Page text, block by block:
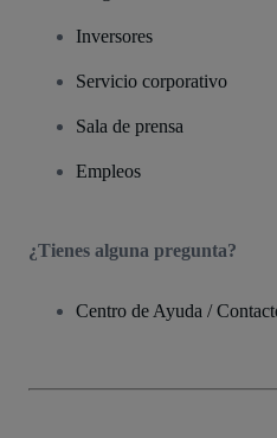
Inversores
Servicio corporativo
Sala de prensa
Empleos
¿Tienes alguna pregunta?
Centro de Ayuda /